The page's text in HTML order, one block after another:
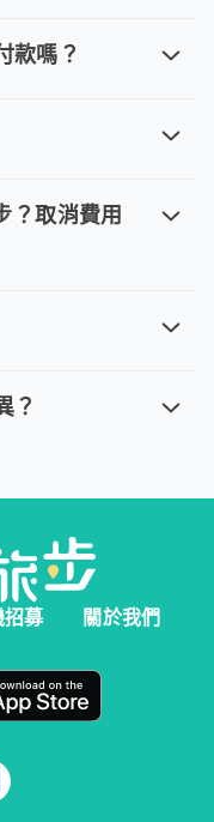
款嗎？
？取消費用
？
招募 關於我們